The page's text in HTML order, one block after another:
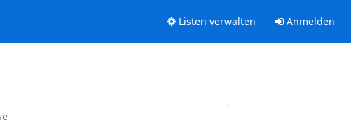
Listen verwalten Anmelden